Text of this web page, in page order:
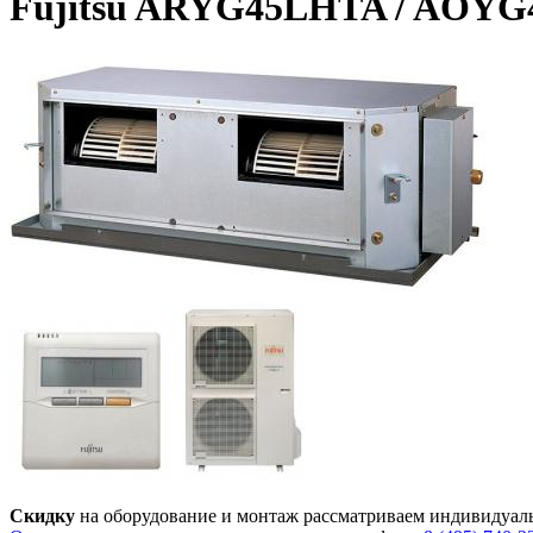
Скидку на оборудование и монтаж рассматриваем